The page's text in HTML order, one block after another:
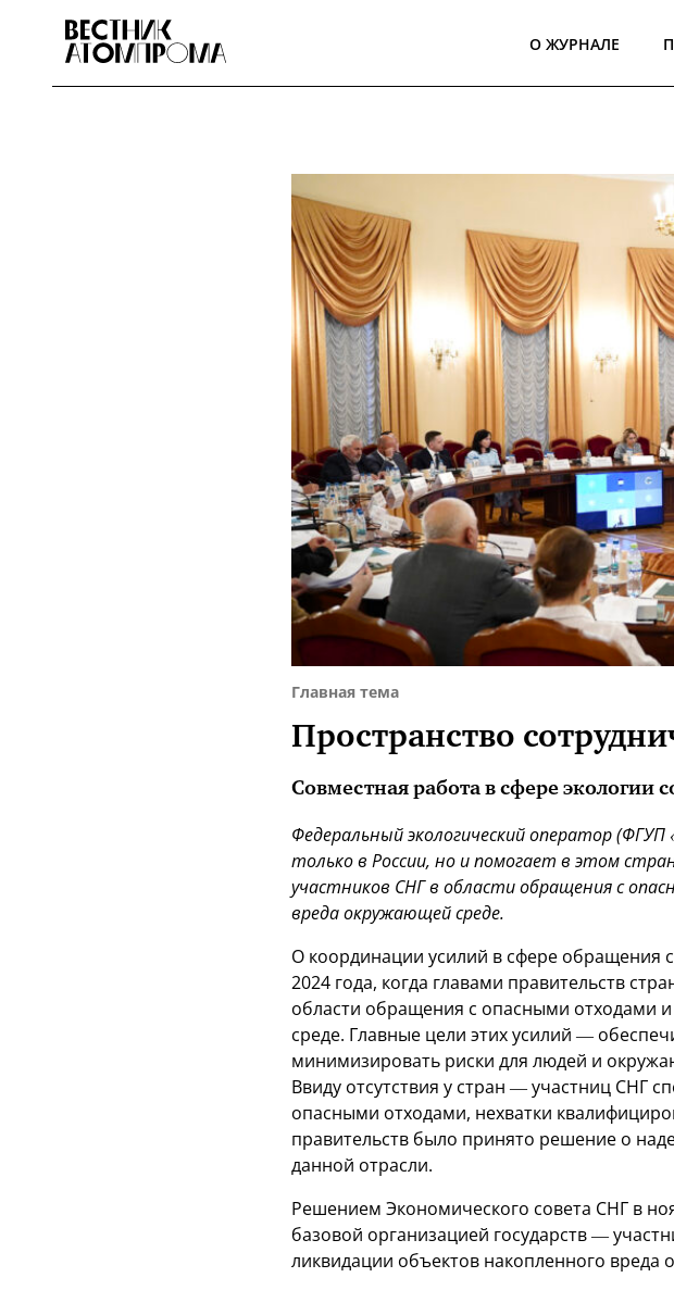
О ЖУРНАЛЕ
Главная тема
Пространство
Совместная работа в сфере экологии
Федеральный экологический оператор
только в России, но и помогает в этом
участников СНГ в области обращения с
вреда окружающей среде.
О координации усилий в сфере обращения
2024 года, когда главами правительств
области обращения с опасными отходами
среде. Главные цели этих усилий —
минимизировать риски для людей и
Ввиду отсутствия у стран — участниц СНГ
опасными отходами, нехватки
правительств было принято решение о
данной отрасли.
Решением Экономического совета СНГ в
базовой организацией государств —
ликвидации объектов накопленного вреда